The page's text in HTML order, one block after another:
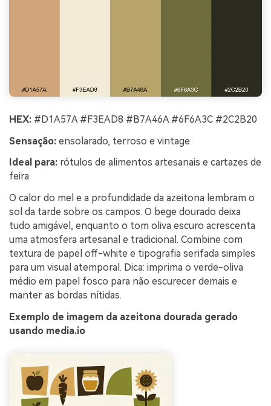
HEX: #D1A57A #F3EAD8 #B7A46A #6F6A3C #2C2B20
Sensação: ensolarado, terroso e vintage
Ideal para: rótulos de alimentos artesanais e cartazes de
feira
O calor do mel e a profundidade da azeitona lembram o
sol da tarde sobre os campos. O bege dourado deixa
tudo amigável, enquanto o tom oliva escuro acrescenta
uma atmosfera artesanal e tradicional. Combine com
textura de papel off-white e tipografia serifada simples
para um visual atemporal. Dica: imprima o verde-oliva
médio em papel fosco para não escurecer demais e
manter as bordas nítidas.
Exemplo de imagem da azeitona dourada gerado
usando media.io